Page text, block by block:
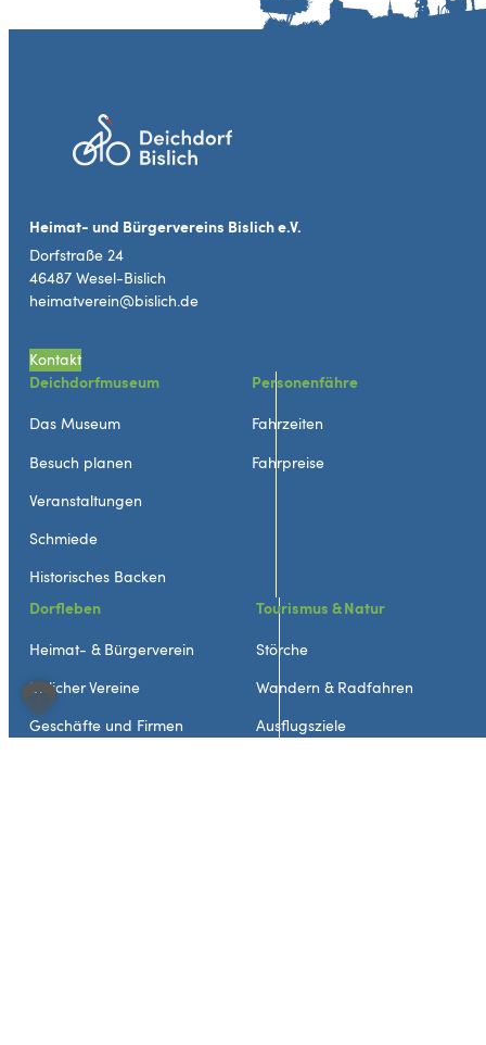
Heimat- und Bürgervereins Bislich e.V.
Dorfstraße 24
46487 Wesel-Bislich
heimatverein@bislich.de
Kontakt
Deichdorfmuseum
Das Museum
Besuch planen
Veranstaltungen
Schmiede
Historisches Backen
Personenfähre
Fahrzeiten
Fahrpreise
Dorfleben
Heimat- & Bürgerverein
Bislicher Vereine
Geschäfte und Firmen
Tourismus & Natur
Störche
Wandern & Radfahren
Ausflugsziele